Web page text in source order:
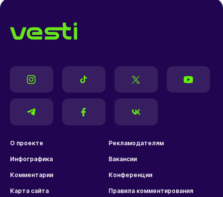
О проекте Рекламодателям
Инфографика Вакансии
Комментарии Конференции
Карта сайта Правила комментирования